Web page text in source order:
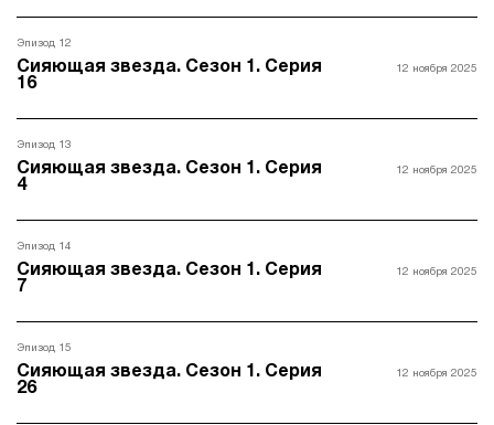
Эпизод 12
Сияющая звезда. Сезон 1. Серия
16
12 ноября 2025
Эпизод 13
Сияющая звезда. Сезон 1. Серия
4
12 ноября 2025
Эпизод 14
Сияющая звезда. Сезон 1. Серия
7
12 ноября 2025
Эпизод 15
Сияющая звезда. Сезон 1. Серия
26
12 ноября 2025